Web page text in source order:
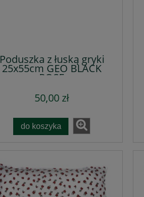
Poduszka z łuską gryki
25x55cm GEO BLACK
ROSE
50,00 zł
do koszyka